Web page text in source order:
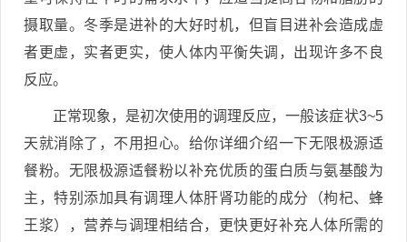
摄取量。冬季是进补的大好时机，但盲目进补会造成虚
者更虚，实者更实，使人体内平衡失调，出现许多不良
反应。
正常现象，是初次使用的调理反应，一般该症状3~5
天就消除了，不用担心。给你详细介绍一下无限极源适
餐粉。无限极源适餐粉以补充优质的蛋白质与氨基酸为
主，特别添加具有调理人体肝肾功能的成分（枸杞、蜂
王浆），营养与调理相结合，更快更好补充人体所需的